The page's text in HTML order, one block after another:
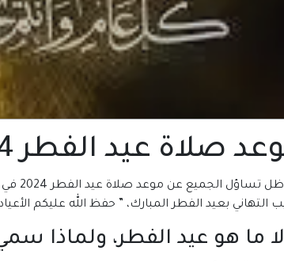
صلاة عيد الفطر 2024 في شمال الشرقية | عمان
تساؤل الجميع عن موعد صلاة عيد الفطر 2024 في شمال الشرقية |
التهاني بعيد الفطر المبارك، ” حفظ الله عليكم
ما هو عيد الفطر، ولماذا